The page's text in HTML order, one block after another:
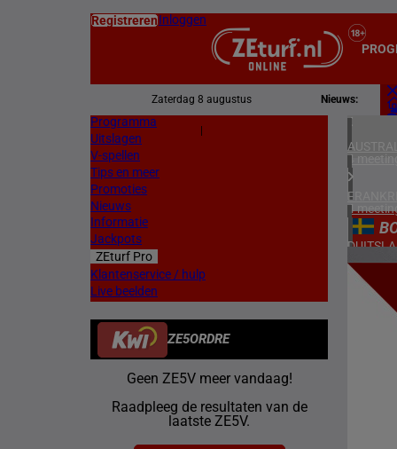
RegistrerenInloggen
Zaterdag 8 augustus Nieuws:
Programma
Uitslagen
V-spellen
Tips en meer
Promoties
Nieuws
Informatie
Jackpots
ZEturf Pro
Klantenservice / hulp
Live beelden
ZE5ORDRE
Geen ZE5V meer vandaag!
Raadpleeg de resultaten van de
laatste ZE5V.
4
4
ZWEDEN
2
2
23/05/